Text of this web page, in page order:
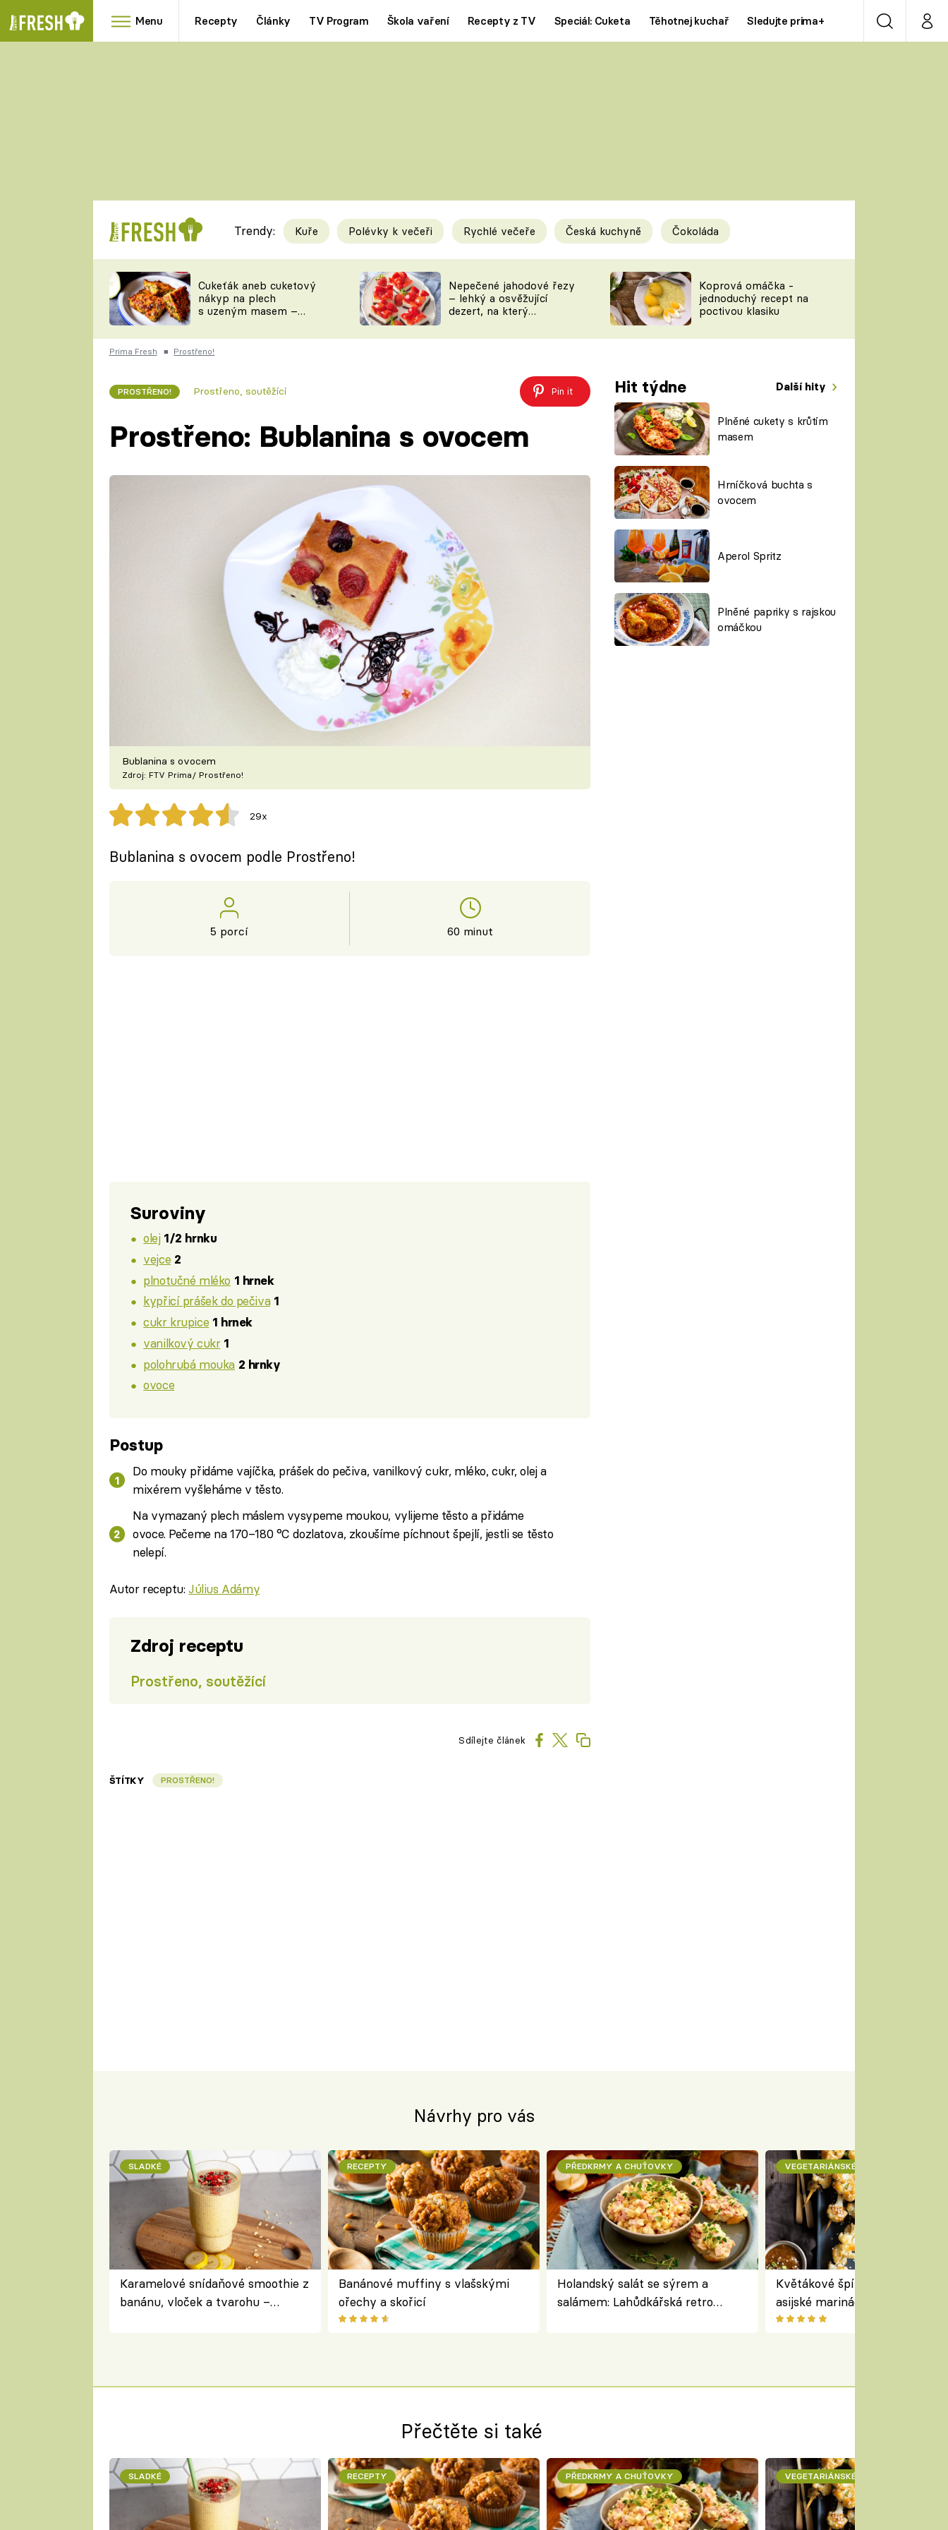
Menu Recepty Články TV Program Škola vaření Recepty z TV Speciál: Cuketa Těhotnej kuchař Sledujte prima+ VyhledáváníMůj
RYCHLOVKY
Videorecepty
TEĎ VAŘÍ ŠÉF!
ČESKO NA TALÍŘI
KUCHAŘKA
Tipy a triky
KAM ZA JÍDLEM
VYCHYTÁVKY
Novinky
ŠÉFREDAKTORKY
ČASOPIS
Prima LAJK
Sledujte nás
Trendy: Kuře Polévky k večeři Rychlé večeře Česká kuchyně Čokoláda
Cukeťák aneb cuketový
nákyp na plech
s uzeným masem –
zpracovat přerostlé
cukety
Nepečené jahodové řezy
– lehký a osvěžující
dezert, na který
Koprová omáčka -
jednoduchý recept na
poctivou klasiku
Prima Fresh ■ Prostřeno!
PROSTŘENO! Prostřeno, soutěžící Pin it Hit týdne Další hity
Plněné cukety s krůtím
masem
Hrníčková buchta s
ovocem
Aperol Spritz
Plněné papriky s rajskou
omáčkou
Prostřeno: Bublanina s ovocem
Bublanina s ovocem
Zdroj: FTV Prima/ Prostřeno!
29x
Bublanina s ovocem podle Prostřeno!
5 porcí 60 minut
Suroviny
olej 1/2 hrnku
vejce 2
plnotučné mléko 1 hrnek
kypřicí prášek do pečiva 1
cukr krupice 1 hrnek
vanilkový cukr 1
polohrubá mouka 2 hrnky
ovoce
Postup
Do mouky přidáme vajíčka, prášek do pečiva, vanilkový cukr, mléko, cukr, olej a
mixérem vyšleháme v těsto.
Na vymazaný plech máslem vysypeme moukou, vylijeme těsto a přidáme
ovoce. Pečeme na 170–180 °C dozlatova, zkoušíme píchnout špejlí, jestli se těsto
nelepí.
Autor receptu:Július Adámy
Zdroj receptu
Prostřeno, soutěžící
Sdílejte článek
ŠTÍTKY PROSTŘENO!
Návrhy pro vás
SLADKÉ
Karamelové snídaňové smoothie z
banánu, vloček a tvarohu –
RECEPTY
Banánové muffiny s vlašskými
ořechy a skořicí
PŘEDKRMY A CHUŤOVKY
Holandský salát se sýrem a
salámem: Lahůdkářská retro
VEGETARIÁNSKÉ
Květákové špízy se sezamem
asijské marinádě –
chuťovka z grilu
Přečtěte si také
SLADKÉ RECEPTY PŘEDKRMY A CHUŤOVKY VEGETARIÁNSKÉ